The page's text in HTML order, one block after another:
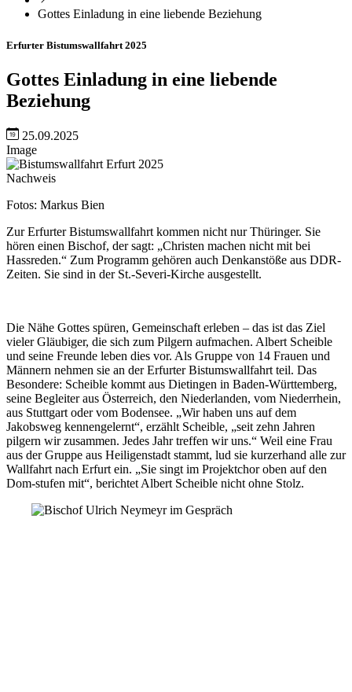
Gottes Einladung in eine liebende Beziehung
Erfurter Bistumswallfahrt 2025
Gottes Einladung in eine liebende
Beziehung
25.09.2025
Image
Nachweis
Fotos: Markus Bien
Zur Erfurter Bistumswallfahrt kommen nicht nur Thüringer. Sie
hören einen Bischof, der sagt: „Christen machen nicht mit bei
Hassreden.“ Zum Programm gehören auch Denkanstöße aus DDR-
Zeiten. Sie sind in der St.-Severi-Kirche ausgestellt.
Die Nähe Gottes spüren, Gemeinschaft erleben – das ist das Ziel
vieler Gläubiger, die sich zum Pilgern aufmachen. Albert Scheible
und seine Freunde leben dies vor. Als Gruppe von 14 Frauen und
Männern nehmen sie an der Erfurter Bistumswallfahrt teil. Das
Besondere: Scheible kommt aus Dietingen in Baden-Württemberg,
seine Begleiter aus Österreich, den Niederlanden, vom Niederrhein,
aus Stuttgart oder vom Bodensee. „Wir haben uns auf dem
Jakobsweg kennengelernt“, erzählt Scheible, „seit zehn Jahren
pilgern wir zusammen. Jedes Jahr treffen wir uns.“ Weil eine Frau
aus der Gruppe aus Heiligenstadt stammt, lud sie kurzerhand alle zur
Wallfahrt nach Erfurt ein. „Sie singt im Projektchor oben auf den
Dom-stufen mit“, berichtet Albert Scheible nicht ohne Stolz.